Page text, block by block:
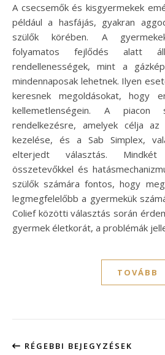
A csecsemők és kisgyermekek emésztési problémái, mint
például a hasfájás, gyakran
szülők körében. A
folyamatos fejlődés alatt
rendellenességek, mint a
mindennaposak lehetnek. Ilyen
keresnek megoldásokat, hogy
kellemetlenségein. A
rendelkezésre, amelyek célja
kezelése, és a Sab Simplex,
elterjedt választás.
összetevőkkel és
szülők számára fontos, hogy
legmegfelelőbb a gyermekük
Colief közötti választás során
gyermek életkorát, a problémák
TOVÁBB
RÉGEBBI BEJEGYZÉSEK